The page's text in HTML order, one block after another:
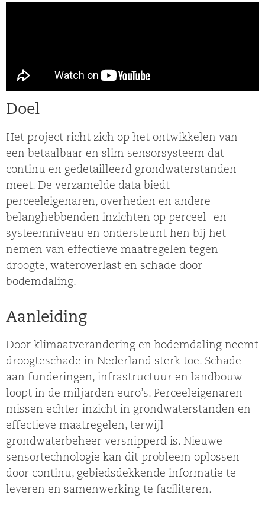
Doel
Het project richt zich op het ontwikkelen van
een betaalbaar en slim sensorsysteem dat
continu en gedetailleerd grondwaterstanden
meet. De verzamelde data biedt
perceeleigenaren, overheden en andere
belanghebbenden inzichten op perceel- en
systeemniveau en ondersteunt hen bij het
nemen van effectieve maatregelen tegen
droogte, wateroverlast en schade door
bodemdaling.
Aanleiding
Door klimaatverandering en bodemdaling neemt
droogteschade in Nederland sterk toe. Schade
aan funderingen, infrastructuur en landbouw
loopt in de miljarden euro’s. Perceeleigenaren
missen echter inzicht in grondwaterstanden en
effectieve maatregelen, terwijl
grondwaterbeheer versnipperd is. Nieuwe
sensortechnologie kan dit probleem oplossen
door continu, gebiedsdekkende informatie te
leveren en samenwerking te faciliteren.